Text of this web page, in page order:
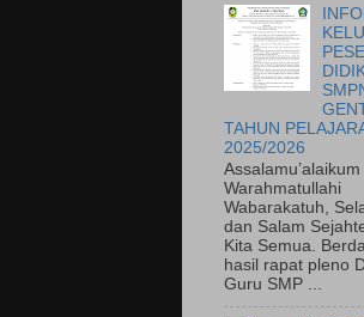
TAHUN
2025/2026
Assalamu’alaikum
Warahmatullahi
Wabarakatuh,
dan Salam
Kita Semua.
hasil rapat pleno
Guru SMP ...